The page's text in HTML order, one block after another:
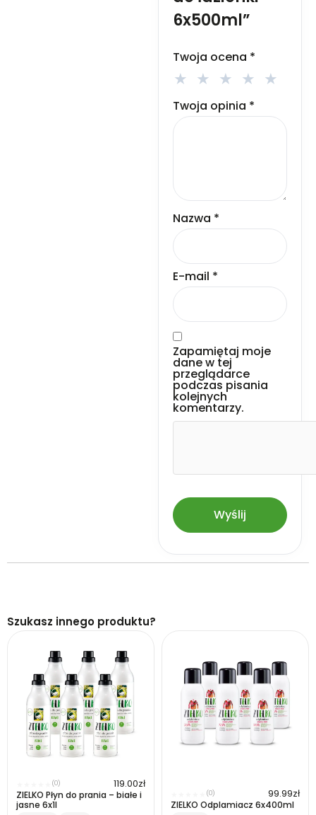
6x500ml”
Twoja ocena *
Twoja opinia *
Nazwa *
E-mail *
Zapamiętaj moje
dane w tej
przeglądarce
podczas pisania
kolejnych
komentarzy.
Szukasz innego produktu?
(0) 119.00zł
ZIELKO Płyn do prania – białe i
jasne 6x1l
(0) 99.99zł
ZIELKO Odplamiacz 6x400ml